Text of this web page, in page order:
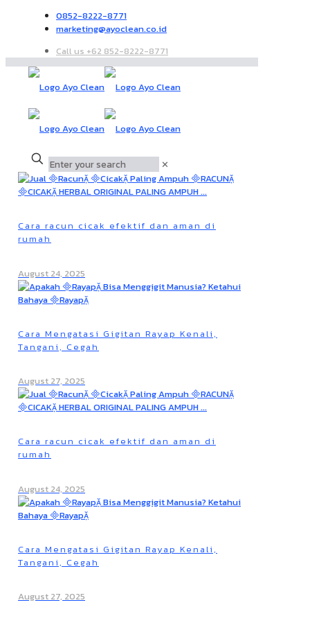
0852-8222-8771
marketing@ayoclean.co.id
Call us +62 852-8222-8771
✕
Cara racun cicak efektif dan aman di
rumah
August 24, 2025
Cara Mengatasi Gigitan Rayap Kenali,
Tangani, Cegah
August 27, 2025
Cara racun cicak efektif dan aman di
rumah
August 24, 2025
Cara Mengatasi Gigitan Rayap Kenali,
Tangani, Cegah
August 27, 2025